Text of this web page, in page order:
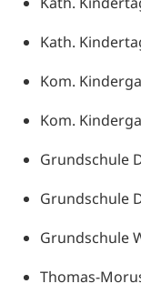
Kath.
Kom.
Kom.
Grundschule
Grundschule
Grundschule
Thomas-